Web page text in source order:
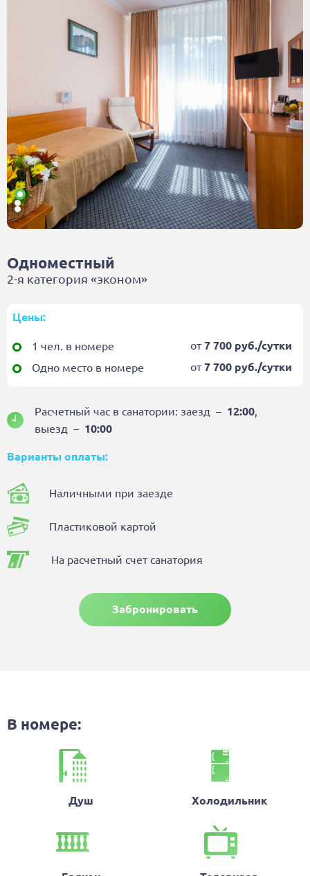
Двухместный
2-я категория «эконом» (корпус 2)
Одноместный
1-я категория
Двухместный
1-я категория
Двухместный 2-комнатный
1-я категория
Двухместный
2-я категория «эконом» (корпус 1)
Двухместный
Одноместный
2-я категория «эконом»
Цены:
1 чел. в номере от7 700 руб./сутки
Одно место в номере от7 700 руб./сутки
Расчетный час в санатории: заезд ⁠–⁠ 12:00,
выезд ⁠–⁠ 10:00
Варианты оплаты:
Наличными при заезде
Пластиковой картой
На расчетный счет санатория
Забронировать
В номере:
Душ Холодильник